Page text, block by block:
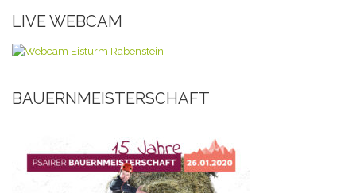
LIVE WEBCAM
BAUERNMEISTERSCHAFT